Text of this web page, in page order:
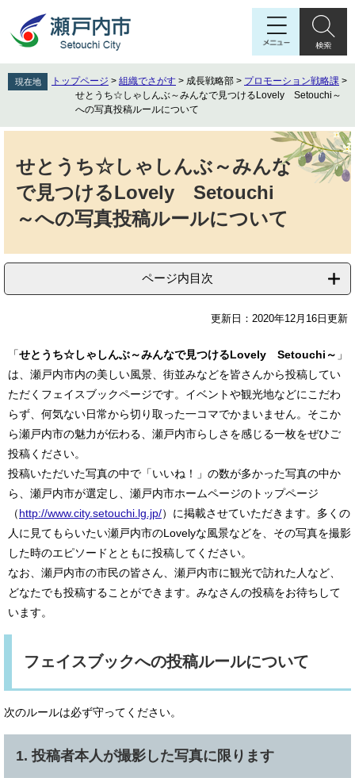
先
頭
す
を
飛
し
現在地 トップページ > 組織でさがす > 成長戦略部 > プロモーション戦略課 >
せとうち☆しゃしんぶ～みんなで見つけるLovely Setouchi～
への写真投稿ルールについて
せとうち☆しゃしんぶ～みんな
で見つけるLovely Setouchi
～への写真投稿ルールについて
ページ内目次
更新日：2020年12月16日更新
「せとうち☆しゃしんぶ～みんなで見つけるLovely Setouchi～ 」
は、瀬戸内市内の美しい風景、街並みなどを皆さんから投稿してい
ただくフェイスブックページです。イベントや観光地などにこだわ
らず、何気ない日常から切り取った一コマでかまいません。そこか
ら瀬戸内市の魅力が伝わる、瀬戸内市らしさを感じる一枚をぜひご
投稿ください。
投稿いただいた写真の中で「いいね！」の数が多かった写真の中か
ら、瀬戸内市が選定し、瀬戸内市ホームページのトップページ
（http://www.city.setouchi.lg.jp/）に掲載させていただきます。多くの
人に見てもらいたい瀬戸内市のLovelyな風景などを、その写真を撮影
した時のエピソードとともに投稿してください。
なお、瀬戸内市の市民の皆さん、瀬戸内市に観光で訪れた人など、
どなたでも投稿することができます。みなさんの投稿をお待ちして
います。
フェイスブックへの投稿ルールについて
次のルールは必ず守ってください。
1. 投稿者本人が撮影した写真に限ります